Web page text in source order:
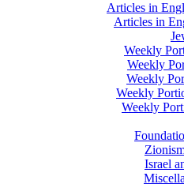
Articles in
Articles in
Weekly
Weekly
Weekly
Weekly
Weekly
Israel